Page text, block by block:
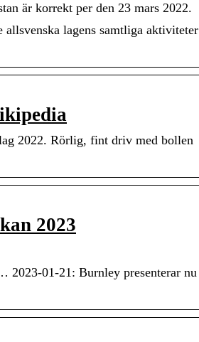
är korrekt per den 23 mars 2022.
allsvenska lagens samtliga aktiviteter
2022. Rörlig, fint driv med bollen
2023
2023-01-21: Burnley presenterar nu